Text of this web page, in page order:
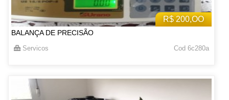
R$ 200,OO
BALANÇA DE PRECISÃO
Servicos Cod 6c280a